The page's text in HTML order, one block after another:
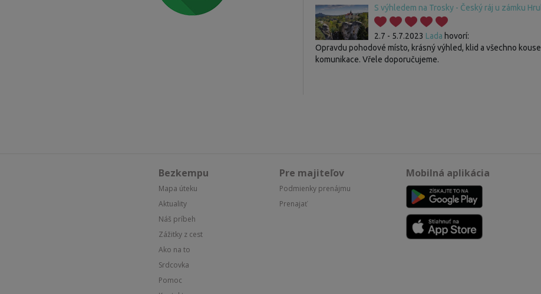
2.7 - 5.7.2023 Lada hovorí:
Opravdu pohodové místo, krásný výhled, klid a všechno
komunikace. Vřele doporučujeme.
Bezkempu
Mapa úteku
Aktuality
Náš príbeh
Zážitky z cest
Ako na to
Srdcovka
Pomoc
Pre majiteľov
Podmienky prenájmu
Prenajať
Mobilná aplikácia